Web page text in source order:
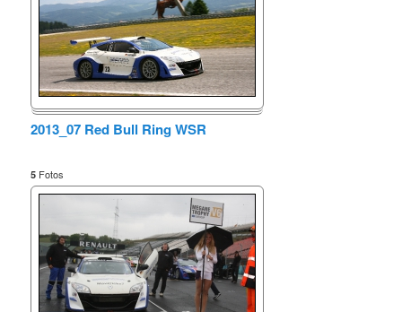
2013_07 Red Bull Ring WSR
5 Fotos